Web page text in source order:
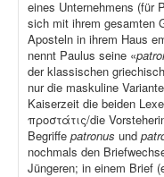
eines Unternehmens (für
sich mit ihrem gesamten
Aposteln in ihrem Haus
nennt Paulus seine «
der klassischen
nur die maskuline
Kaiserzeit die beiden
προστάτις/die
Begriffe patronus und
nochmals den
Jüngeren; in einem Brief